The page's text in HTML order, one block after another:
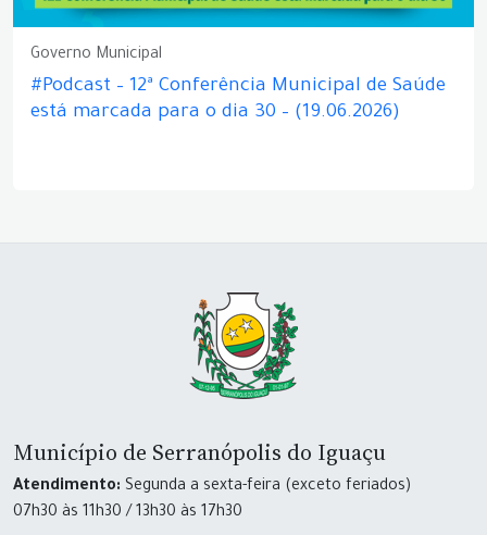
Governo Municipal
#Podcast – 12ª Conferência Municipal de Saúde
está marcada para o dia 30 – (19.06.2026)
Município de Serranópolis do Iguaçu
Atendimento: Segunda a sexta-feira (exceto feriados)
07h30 às 11h30 / 13h30 às 17h30